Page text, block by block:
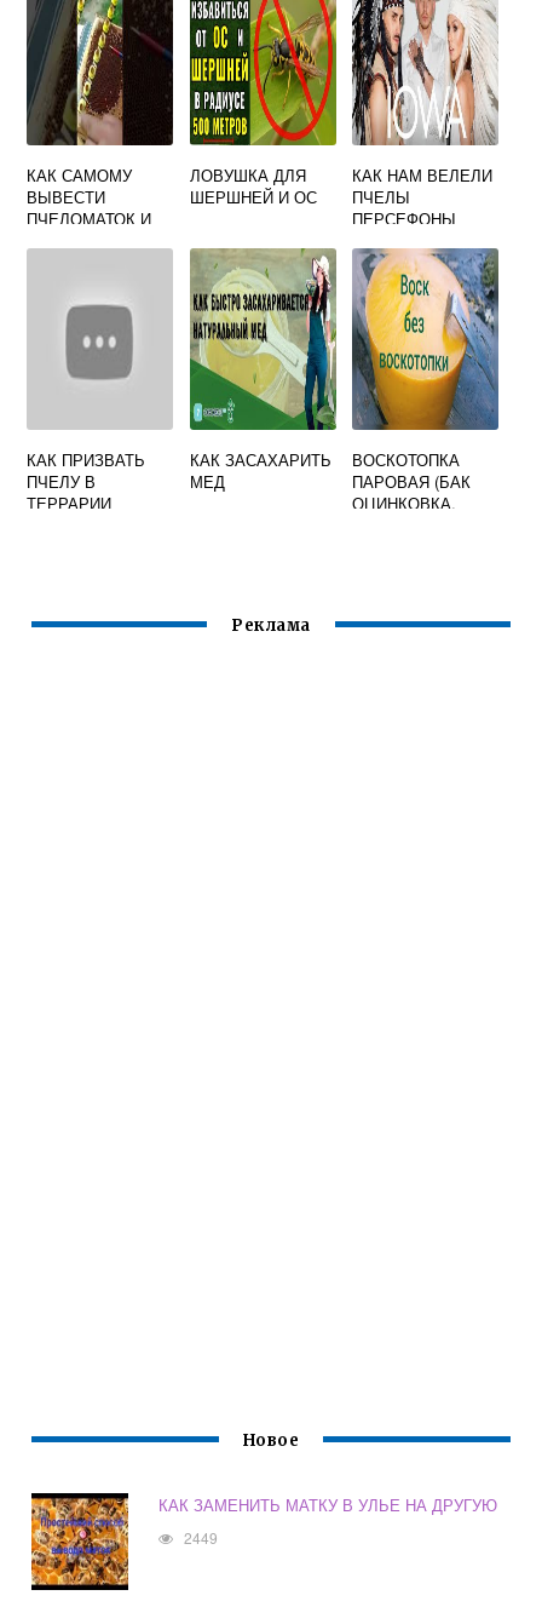
КАК САМОМУ
ВЫВЕСТИ
ПЧЕЛОМАТОК И
ЛОВУШКА ДЛЯ
ШЕРШНЕЙ И ОС
КАК НАМ ВЕЛЕЛИ
ПЧЕЛЫ
ПЕРСЕФОНЫ
КАК ПРИЗВАТЬ
ПЧЕЛУ В
ТЕРРАРИИ
КАК ЗАСАХАРИТЬ
МЕД
ВОСКОТОПКА
ПАРОВАЯ (БАК
ОЦИНКОВКА,
Реклама
Новое
КАК ЗАМЕНИТЬ МАТКУ В УЛЬЕ НА ДРУГУЮ
2449